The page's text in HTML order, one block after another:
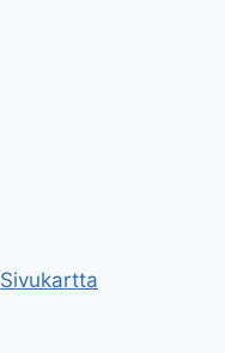
Sivukartta